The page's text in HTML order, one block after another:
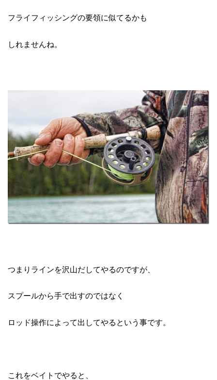
フライフィッシングの要領に似てるかも
しれませんね。
つまりラインを沢山だしてやるのですが、
スプールから手で出すのではなく
ロッド操作によって出してやるという事です。
これをベイトでやると、